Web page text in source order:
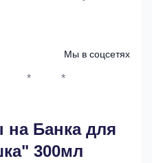
Мы в соцсетях
* *
на Банка для
300мл